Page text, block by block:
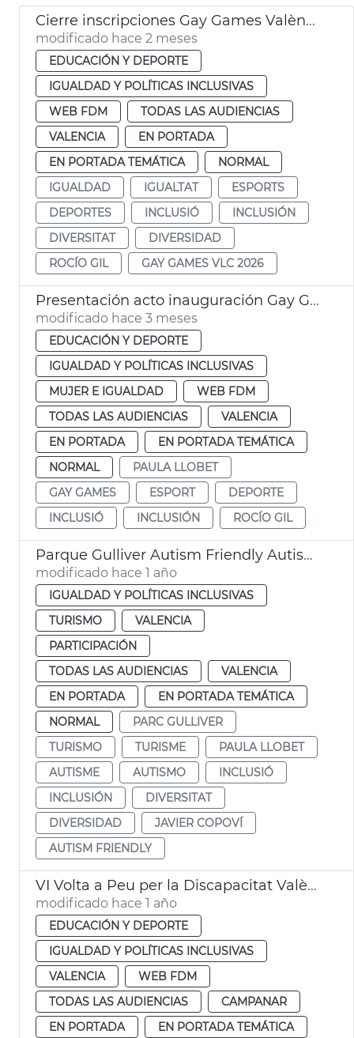
Cierre inscripciones Gay Games València 2026
modificado hace 2 meses
EDUCACIÓN Y DEPORTE
IGUALDAD Y POLÍTICAS INCLUSIVAS
WEB FDM
TODAS LAS AUDIENCIAS
VALENCIA
EN PORTADA
EN PORTADA TEMÁTICA
NORMAL
IGUALDAD
IGUALTAT
ESPORTS
DEPORTES
INCLUSIÓ
INCLUSIÓN
DIVERSITAT
DIVERSIDAD
ROCÍO GIL
GAY GAMES VLC 2026
Presentación acto inauguración Gay Games València 2026
modificado hace 3 meses
EDUCACIÓN Y DEPORTE
IGUALDAD Y POLÍTICAS INCLUSIVAS
MUJER E IGUALDAD
WEB FDM
TODAS LAS AUDIENCIAS
VALENCIA
EN PORTADA
EN PORTADA TEMÁTICA
NORMAL
PAULA LLOBET
GAY GAMES
ESPORT
DEPORTE
INCLUSIÓ
INCLUSIÓN ROCÍO GIL
Parque Gulliver Autism Friendly Autismo València
modificado hace 1 año
IGUALDAD Y POLÍTICAS INCLUSIVAS
TURISMO
VALENCIA
PARTICIPACIÓN
TODAS LAS AUDIENCIAS
VALENCIA
EN PORTADA
EN PORTADA TEMÁTICA
NORMAL
PARC GULLIVER
TURISMO
TURISME
PAULA LLOBET
AUTISME
AUTISMO
INCLUSIÓ
INCLUSIÓN
DIVERSITAT
DIVERSIDAD
JAVIER COPOVÍ
AUTISM FRIENDLY
VI Volta a Peu per la Discapacitat València Campanar
modificado hace 1 año
EDUCACIÓN Y DEPORTE
IGUALDAD Y POLÍTICAS INCLUSIVAS
VALENCIA
WEB FDM
TODAS LAS AUDIENCIAS
CAMPANAR
EN PORTADA
EN PORTADA TEMÁTICA